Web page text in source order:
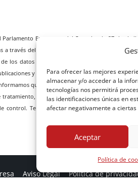
Para ofrecer las mejores
almacenar y/o acceder a la
tecnologías nos permitirá
las identificaciones únicas en
afectar negativamente a
Aceptar
Política de
Europeo y del Consejo, de 27 de abril
través del presente formulario serán tratados
los datos personales que te solicitamos es
y ofertas, promociones de productos
que los datos que nos facilitas no serán
tratamiento, portabilidad y olvido de los datos
control. Te sugerimos que amplíes la
Aviso Legal Política de